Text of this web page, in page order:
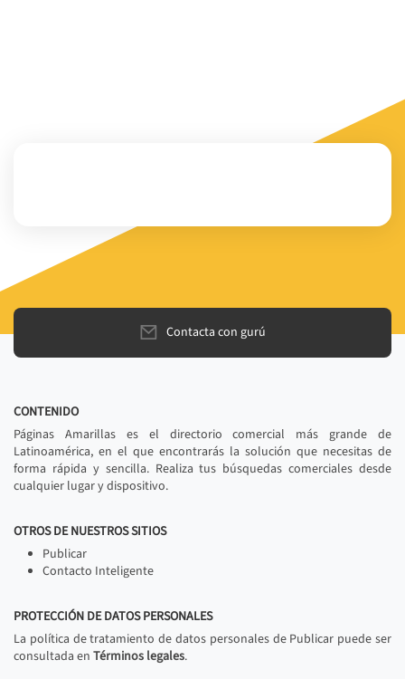
Contacta con gurú
CONTENIDO
Páginas Amarillas es el directorio comercial más grande de
Latinoamérica, en el que encontrarás la solución que necesitas de
forma rápida y sencilla. Realiza tus búsquedas comerciales desde
cualquier lugar y dispositivo.
OTROS DE NUESTROS SITIOS
Publicar
Contacto Inteligente
PROTECCIÓN DE DATOS PERSONALES
La política de tratamiento de datos personales de Publicar puede ser
consultada en Términos legales.